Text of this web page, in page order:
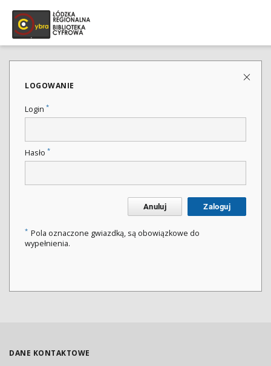
LOGOWANIE
Login *
Hasło *
Anuluj Zaloguj
* Pola oznaczone gwiazdką, są obowiązkowe do
wypełnienia.
DANE KONTAKTOWE